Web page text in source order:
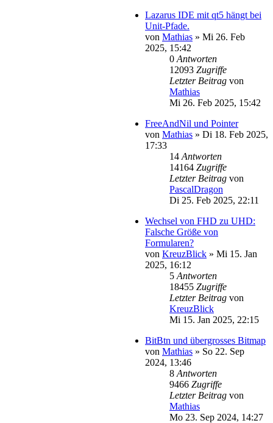
Lazarus IDE mit qt5 hängt bei
Unit-Pfade.
von Mathias » Mi 26. Feb
2025, 15:42
0 Antworten
12093 Zugriffe
Letzter Beitrag von
Mathias
Mi 26. Feb 2025, 15:42
FreeAndNil und Pointer
von Mathias » Di 18. Feb 2025,
17:33
14 Antworten
14164 Zugriffe
Letzter Beitrag von
PascalDragon
Di 25. Feb 2025, 22:11
Wechsel von FHD zu UHD:
Falsche Größe von
Formularen?
von KreuzBlick » Mi 15. Jan
2025, 16:12
5 Antworten
18455 Zugriffe
Letzter Beitrag von
KreuzBlick
Mi 15. Jan 2025, 22:15
BitBtn und übergrosses Bitmap
von Mathias » So 22. Sep
2024, 13:46
8 Antworten
9466 Zugriffe
Letzter Beitrag von
Mathias
Mo 23. Sep 2024, 14:27